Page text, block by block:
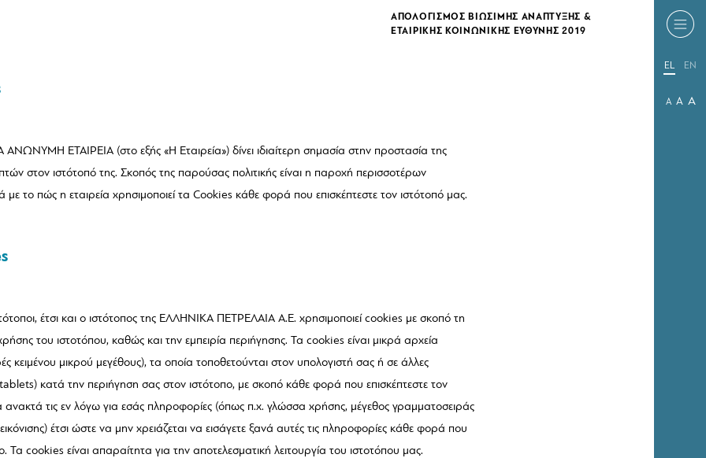
ΑΠΟΛΟΓΙΣΜΟΣ ΒΙΩΣΙΜΗΣ ΑΝΑΠΤΥΞΗΣ &
ΕΤΑΙΡΙΚΗΣ ΚΟΙΝΩΝΙΚΗΣ ΕΥΘΥΝΗΣ 2019
EL EN
A A A
ΕΤΑΙΡΕΙΑ (στο εξής «Η Εταιρεία») δίνει ιδιαίτερη σημασία στην προστασία της
στον ιστότοπό της. Σκοπός της παρούσας πολιτικής είναι η παροχή περισσοτέρων
το πώς η εταιρεία χρησιμοποιεί τα Cookies κάθε φορά που επισκέπτεστε τον ιστότοπό μας.
έτσι και ο ιστότοπος της ΕΛΛΗΝΙΚΑ ΠΕΤΡΕΛΑΙΑ Α.Ε. χρησιμοποιεί cookies με σκοπό τη
του ιστοτόπου, καθώς και την εμπειρία περιήγησης. Τα cookies είναι μικρά αρχεία
κειμένου μικρού μεγέθους), τα οποία τοποθετούνται στον υπολογιστή σας ή σε άλλες
κατά την περιήγηση σας στον ιστότοπο, με σκοπό κάθε φορά που επισκέπτεστε τον
ανακτά τις εν λόγω για εσάς πληροφορίες (όπως π.χ. γλώσσα χρήσης, μέγεθος γραμματοσειράς
έτσι ώστε να μην χρειάζεται να εισάγετε ξανά αυτές τις πληροφορίες κάθε φορά που
Τα cookies είναι απαραίτητα για την αποτελεσματική λειτουργία του ιστοτόπου μας.